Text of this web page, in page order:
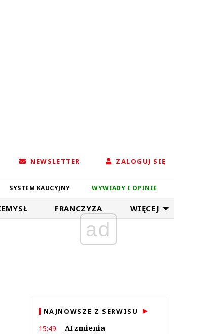
NEWSLETTER ZALOGUJ SIĘ
SYSTEM KAUCYJNY WYWIADY I OPINIE
FRANCZYZA WIĘCEJ
ad
NAJNOWSZE Z SERWISU
15:49
AI zmienia